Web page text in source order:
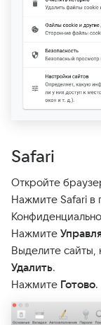
Safari
Откройте
Нажмите Safari в
Нажмите
Выделите сайты,
Удалить.
Нажмите Готово.